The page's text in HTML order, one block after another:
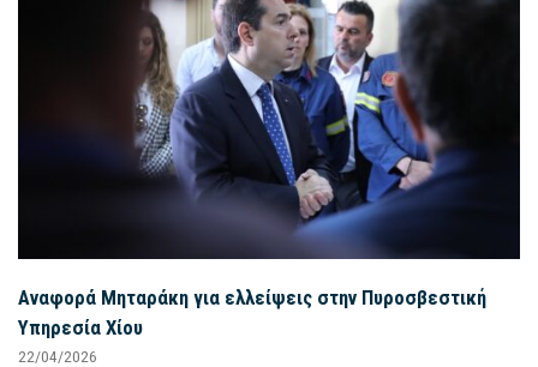
Αναφορά Μηταράκη για ελλείψεις στην Πυροσβεστική
Υπηρεσία Χίου
22/04/2026